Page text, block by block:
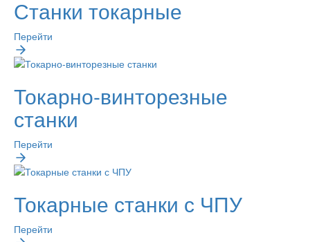
Станки токарные
Перейти
Токарно-винторезные
станки
Перейти
Токарные станки с ЧПУ
Перейти